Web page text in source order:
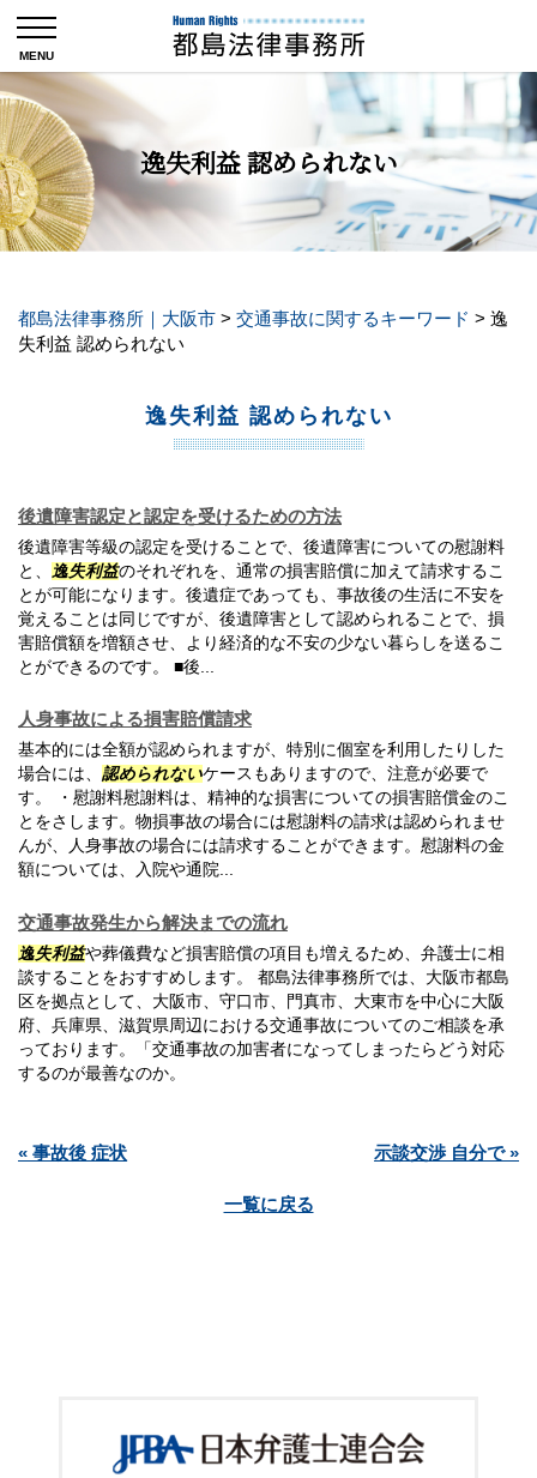
逸失利益 認められない
都島法律事務所｜大阪市 > 交通事故に関するキーワード > 逸
失利益 認められない
逸失利益 認められない
後遺障害認定と認定を受けるための方法
後遺障害等級の認定を受けることで、後遺障害についての慰謝料
と、
逸失利益のそれぞれを、通常の損害賠償に加えて請求するこ
とが可能になります。後遺症であっても、事故後の生活に不安を
覚えることは同じですが、後遺障害として認められることで、損
害賠償額を増額させ、より経済的な不安の少ない暮らしを送るこ
とができるのです。 ■後...
人身事故による損害賠償請求
基本的には全額が認められますが、特別に個室を利用したりした
場合には、 認められないケースもありますので、注意が必要で
す。 ・慰謝料慰謝料は、精神的な損害についての損害賠償金のこ
とをさします。物損事故の場合には慰謝料の請求は認められませ
んが、人身事故の場合には請求することができます。慰謝料の金
額については、入院や通院...
交通事故発生から解決までの流れ
逸失利益や葬儀費など損害賠償の項目も増えるため、弁護士に相
談することをおすすめします。 都島法律事務所では、大阪市都島
区を拠点として、大阪市、守口市、門真市、大東市を中心に大阪
府、兵庫県、滋賀県周辺における交通事故についてのご相談を承
っております。「交通事故の加害者になってしまったらどう対応
するのが最善なのか。
« 事故後 症状 示談交渉 自分で »
一覧に戻る